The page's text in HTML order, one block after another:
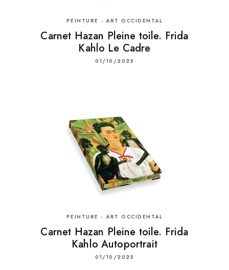
PEINTURE - ART OCCIDENTAL
Carnet Hazan Pleine toile. Frida
Kahlo Le Cadre
01/10/2025
PEINTURE - ART OCCIDENTAL
Carnet Hazan Pleine toile. Frida
Kahlo Autoportrait
01/10/2025